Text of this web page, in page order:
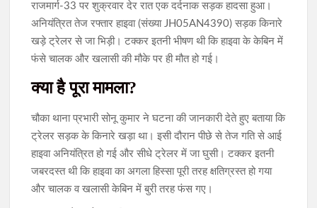
राजमार्ग-33 पर शुक्रवार देर रात एक दर्दनाक सड़क हादसा हुआ।
अनियंत्रित तेज रफ्तार हाइवा (संख्या JH05AN4390) सड़क किनारे
खड़े ट्रेलर से जा भिड़ी। टक्कर इतनी भीषण थी कि हाइवा के केबिन में
फंसे चालक और खलासी की मौके पर ही मौत हो गई।
क्या है पूरा मामला?
चौका थाना प्रभारी सोनू कुमार ने घटना की जानकारी देते हुए बताया कि
ट्रेलर सड़क के किनारे खड़ा था। इसी दौरान पीछे से तेज गति से आई
हाइवा अनियंत्रित हो गई और सीधे ट्रेलर में जा घुसी। टक्कर इतनी
जबरदस्त थी कि हाइवा का अगला हिस्सा पूरी तरह क्षतिग्रस्त हो गया
और चालक व खलासी केबिन में बुरी तरह फंस गए।